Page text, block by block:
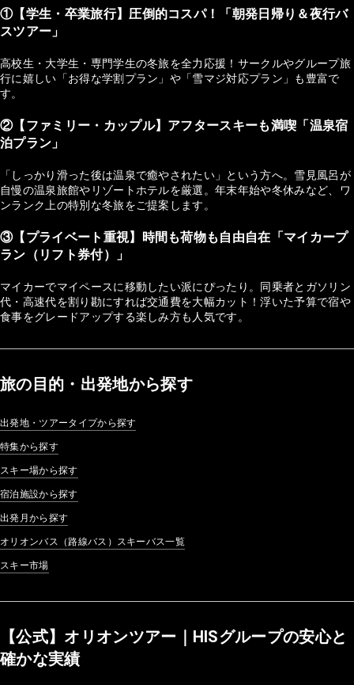
①【学生・卒業旅行】圧倒的コスパ！「朝発日帰り＆夜行バ
スツアー」
高校生・大学生・専門学生の冬旅を全力応援！サークルやグループ旅
行に嬉しい「お得な学割プラン」や「雪マジ対応プラン」も豊富で
す。
②【ファミリー・カップル】アフタースキーも満喫「温泉宿
泊プラン」
「しっかり滑った後は温泉で癒やされたい」という方へ。雪見風呂が
自慢の温泉旅館やリゾートホテルを厳選。年末年始や冬休みなど、ワ
ンランク上の特別な冬旅をご提案します。
③【プライベート重視】時間も荷物も自由自在「マイカープ
ラン（リフト券付）」
マイカーでマイペースに移動したい派にぴったり。同乗者とガソリン
代・高速代を割り勘にすれば交通費を大幅カット！浮いた予算で宿や
食事をグレードアップする楽しみ方も人気です。
旅の目的・出発地から探す
出発地・ツアータイプから探す
特集から探す
スキー場から探す
宿泊施設から探す
出発月から探す
オリオンバス（路線バス）スキーバス一覧
スキー市場
【公式】オリオンツアー｜HISグループの安心と
確かな実績